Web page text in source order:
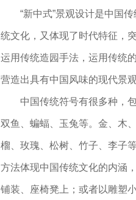
“新中式”景观设计是中国
统文化，又体现了时代特征，
运用传统造园手法，运用传统
营造出具有中国风味的现代景观
中国传统符号有很多种，
双鱼、蝙蝠、玉兔等。金、木
榴、玫瑰、松树、竹子、李子
方法体现中国传统文化的内涵
铺装、座椅凳上；或者以雕塑